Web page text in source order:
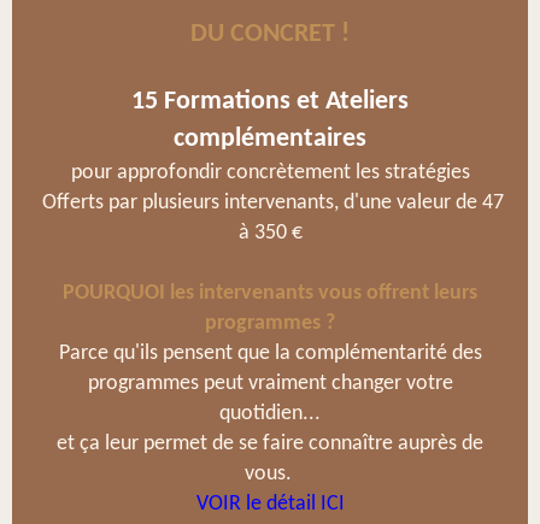
DU CONCRET !
15 Formations et Ateliers
complémentaires
pour approfondir concrètement les stratégies
Offerts par plusieurs intervenants, d'une valeur de 47
à 350 €
POURQUOI les intervenants vous offrent leurs
programmes ?
Parce qu'ils pensent que la complémentarité des
programmes peut vraiment changer votre
quotidien...
et ça leur permet de se faire connaître auprès de
vous.
VOIR le détail ICI